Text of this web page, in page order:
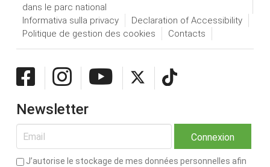
dans le parc national
Informativa sulla privacy
Declaration of Accessibility
Politique de gestion des cookies
Contacts
Newsletter
J’autorise le stockage de mes données personnelles afin